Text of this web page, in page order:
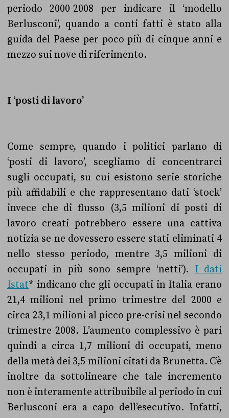
periodo 2000-2008 per indicare il ‘modello
Berlusconi’, quando a conti fatti è stato alla
guida del Paese per poco più di cinque anni e
mezzo sui nove di riferimento.
I ‘posti di lavoro’
Come sempre, quando i politici parlano di
‘posti di lavoro’, scegliamo di concentrarci
sugli occupati, su cui esistono serie storiche
più affidabili e che rappresentano dati ‘stock’
invece che di flusso (3,5 milioni di posti di
lavoro creati potrebbero essere una cattiva
notizia se ne dovessero essere stati eliminati 4
nello stesso periodo, mentre 3,5 milioni di
occupati in più sono sempre ‘netti’). I dati
Istat* indicano che gli occupati in Italia erano
21,4 milioni nel primo trimestre del 2000 e
circa 23,1 milioni al picco pre-crisi nel secondo
trimestre 2008. L’aumento complessivo è pari
quindi a circa 1,7 milioni di occupati, meno
della metà dei 3,5 milioni citati da Brunetta. C’è
inoltre da sottolineare che tale incremento
non è interamente attribuibile al periodo in cui
Berlusconi era a capo dell’esecutivo. Infatti,